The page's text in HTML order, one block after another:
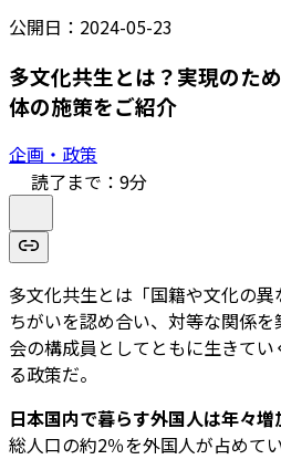
公開日： 2024-05-23
多文化共生とは？実現のた
体の施策をご紹介
企画・政策
読了まで： 9分
多文化共生とは「国籍や文化の
ちがいを認め合い、対等な関係
会の構成員としてともに生きて
る政策だ。
日本国内で暮らす外国人は年々増
総人口の約2％を外国人が占めてい